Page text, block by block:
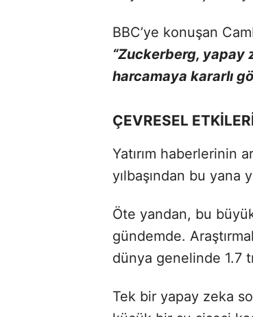
BBC’ye konuşan
“Zuckerberg, yapay
harcamaya kararlı
ÇEVRESEL
Yatırım haberlerinin
yılbaşından bu yana
Öte yandan, bu
gündemde.
dünya genelinde 1.7
Tek bir yapay zeka